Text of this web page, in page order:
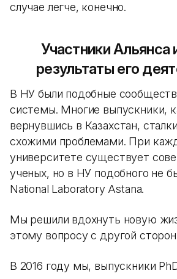
случае легче, конечно.
Участники Альянса
результаты его
В НУ были подобные
системы. Многие выпускники,
вернувшись в Казахстан,
схожими проблемами. При
университете существует
ученых, но в НУ подобного не
National Laboratory Astanа.
Мы решили вдохнуть новую
этому вопросу с другой
В 2016 году мы, выпускники